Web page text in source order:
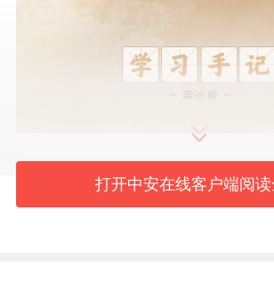
打开中安在线客户端阅